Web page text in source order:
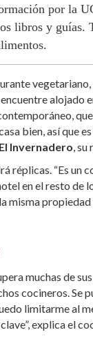
por la
libros y guías.
alojado
bien, así que
El Invernadero ,
réplicas. “Es un
en el resto de
misma
muchas de
cocineros. Se
limitarme al
explica el